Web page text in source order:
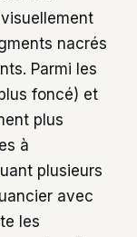
nacrés
Parmi les
foncé) et
plus
à
plusieurs
avec
les